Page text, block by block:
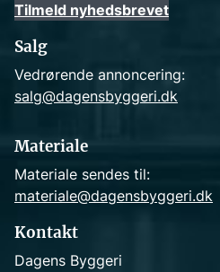
Tilmeld nyhedsbrevet
Salg
Vedrørende annoncering:
salg@dagensbyggeri.dk
Materiale
Materiale sendes til:
materiale@dagensbyggeri.dk
Kontakt
Dagens Byggeri